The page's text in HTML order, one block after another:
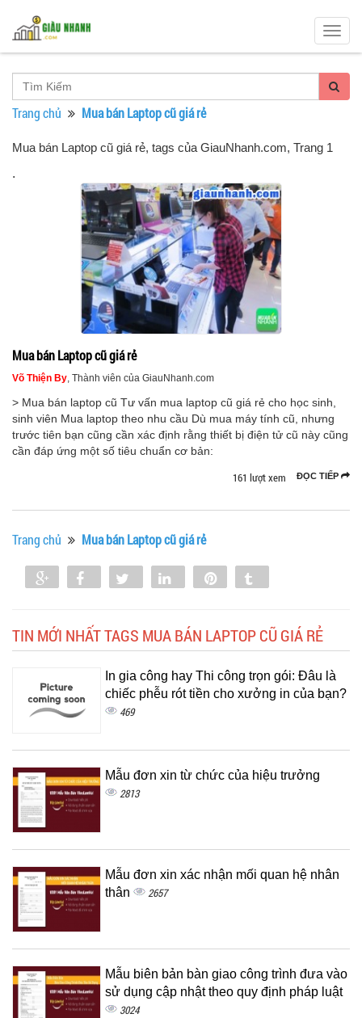
Trang chủ Mua bán Laptop cũ giá rẻ
Mua bán Laptop cũ giá rẻ, tags của GiauNhanh.com, Trang 1
.
Mua bán Laptop cũ giá rẻ
Võ Thiện By, Thành viên của GiauNhanh.com
> Mua bán laptop cũ Tư vấn mua laptop cũ giá rẻ cho học sinh,
sinh viên Mua laptop theo nhu cầu Dù mua máy tính cũ, nhưng
trước tiên bạn cũng cần xác định rằng thiết bị điện tử cũ này cũng
cần đáp ứng một số tiêu chuẩn cơ bản:
ĐỌC TIẾP
161 lượt xem
Trang chủ Mua bán Laptop cũ giá rẻ
Share Share Tweet Share
TIN MỚI NHẤT TAGS MUA BÁN LAPTOP CŨ GIÁ RẺ
In gia công hay Thi công trọn gói: Đâu là
chiếc phễu rót tiền cho xưởng in của bạn?
469
Mẫu đơn xin từ chức của hiệu trưởng
2813
Mẫu đơn xin xác nhận mối quan hệ nhân
thân
2657
Mẫu biên bản bàn giao công trình đưa vào
sử dụng cập nhật theo quy định pháp luật
3024